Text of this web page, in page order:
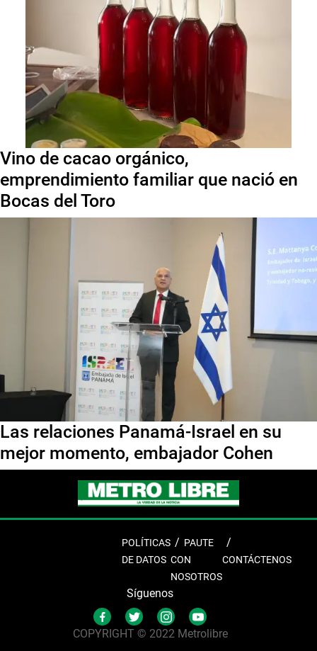
Vino de cacao orgánico,
emprendimiento familiar que nació en
Bocas del Toro
Las relaciones Panamá-Israel en su
mejor momento, embajador Cohen
POLÍTICAS
DE DATOS
PAUTE
CON
NOSOTROS
CONTÁCTENOS
Síguenos
COPYRIGHT © 2022 Metrolibre